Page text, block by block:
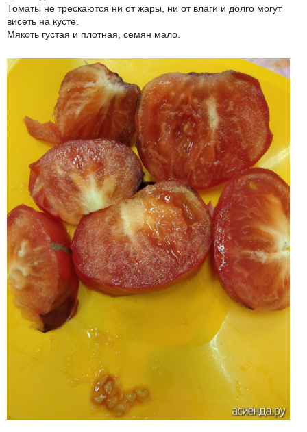
Томаты не трескаются ни от жары, ни от влаги и долго могут
висеть на кусте.
Мякоть густая и плотная, семян мало.